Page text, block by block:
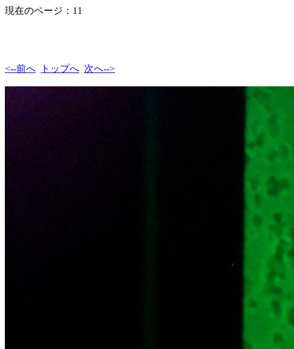
現在のページ：11
<--前へ トップへ 次へ-->